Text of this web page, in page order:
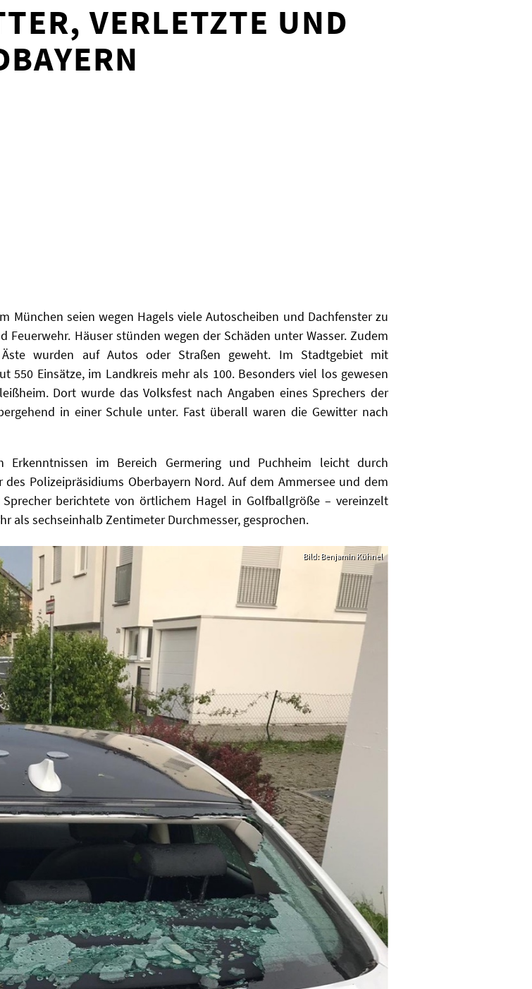
VERLETZTE UND
München seien wegen Hagels viele Autoscheiben und Dachfenster zu
Feuerwehr. Häuser stünden wegen der Schäden unter Wasser. Zudem
wurden auf Autos oder Straßen geweht. Im Stadtgebiet mit
550 Einsätze, im Landkreis mehr als 100. Besonders viel los gewesen
Dort wurde das Volksfest nach Angaben eines Sprechers der
in einer Schule unter. Fast überall waren die Gewitter nach
Erkenntnissen im Bereich Germering und Puchheim leicht durch
Polizeipräsidiums Oberbayern Nord. Auf dem Ammersee und dem
berichtete von örtlichem Hagel in Golfballgröße – vereinzelt
als sechseinhalb Zentimeter Durchmesser, gesprochen.
Bild: Benjamin Kühnel